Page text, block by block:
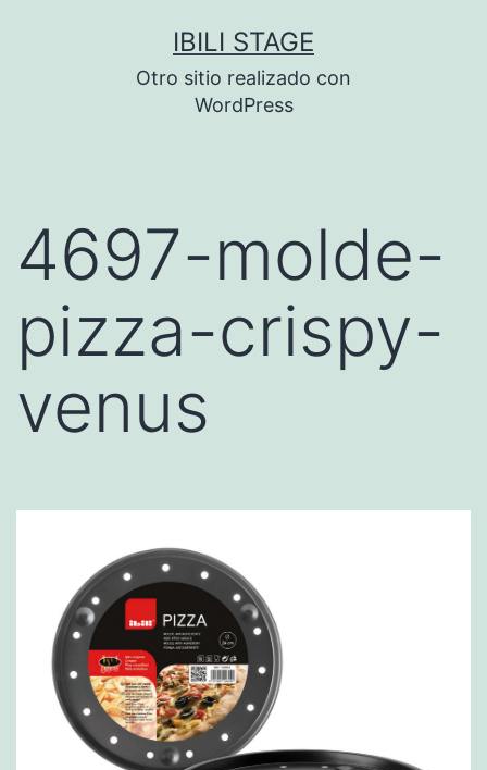
IBILI STAGE
Otro sitio realizado con
WordPress
4697-molde-
pizza-crispy-
venus